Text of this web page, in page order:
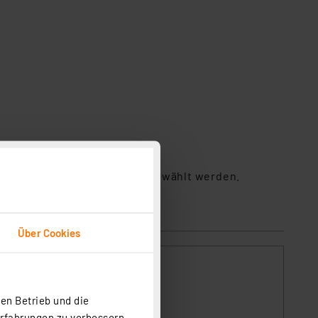
Über Cookies
Betrieb und die
aber aktuell für diese ausgewählt werden.